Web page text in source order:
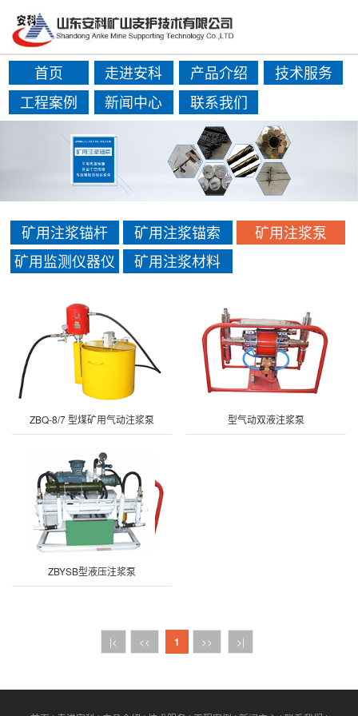
首页 走进安科 产品介绍
技术服务
工程案例
新闻中心 联系我们
矿用注浆锚杆 矿用注浆锚索
矿用注浆泵
矿用监测仪器仪
矿用注浆材料
ZBQ-8/7 型煤矿用气动注浆泵 型气动双液注浆泵
ZBYSB型液压注浆泵
|< << 1 >> >|